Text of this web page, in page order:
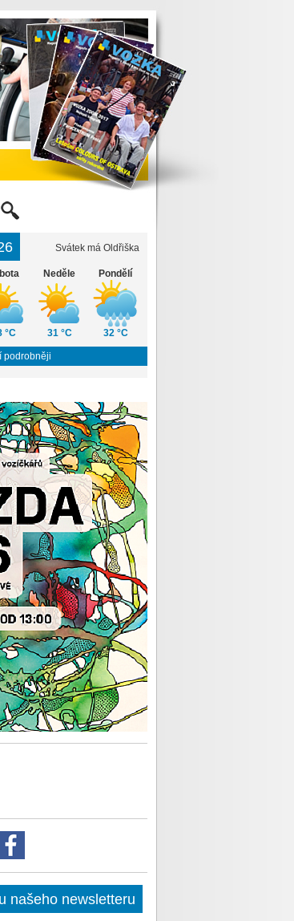
Svátek má Oldřiška
°C
Neděle
31 °C
Pondělí
32 °C
podrobněji
našeho newsletteru